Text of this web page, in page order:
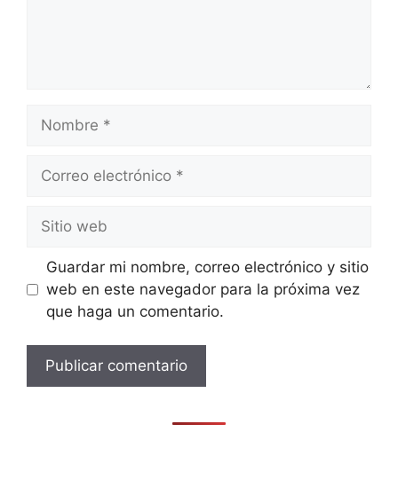
electrónico
web
Guardar mi nombre, correo electrónico y sitio
web en este navegador para la próxima vez
que haga un comentario.